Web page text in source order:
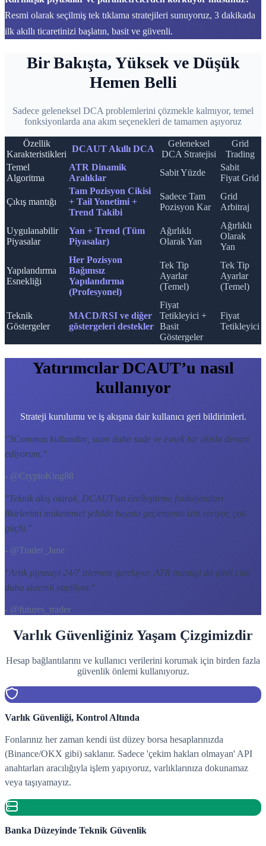
Resmi olarak seçilmiş tek tıklama stratejileri sunuyoruz, 3 dakikada
ilk akıllı ticaretinizi başlatın, basit ve güvenli.
Bir Bakışta, Yüksek ve Düşük
Hemen Belli
Sadece geleneksel DCA problemlerini çözmekle kalmıyor, temel
fonksiyonlarda ana akım seçenekleri de tamamen aşıyoruz
Özellik
Karakteristikleri
DCAUT Akıllı DCA
Geleneksel
DCA Stratejisi
Grid
Trading
Temel
Algoritma
ATR Dinamik
Aralıklar
Sabit Yüzde
Sabit
Fiyat Grid
Çıkış mantığı
Tam Pozisyon Cikisi
+ Tail Yonetimi +
Trend Takibi
Sadece Tam
Pozisyon Kar
Grid
Arbitraj
Uygulanabilir
Piyasalar
Yan + Trend (Tüm
Piyasalar)
Ağırlıklı
Olarak Yan
Ağırlıklı
Olarak
Yan
Yapılandırma
Esnekliği
Her Pozisyon
Bağımsız
Yapılandırma
(Profesyonel)
Tek Tip
Ayarlar
(Temel)
Tek Tip
Ayarlar
(Temel)
Teknik
Göstergeler
MACD/RSI ve diğer
göstergeleri destekler
Fiyat
Tetikleyici +
Basit
Göstergeler
Fiyat
Tetikleyici
Yatırımcılar DCAUT’u nasıl
kullanıyor
Strateji kurulumu ve iş akışına dair kullanıcı geri bildirimleri.
"3Commas kullandim, suan daha sade ve esnek bir akisla devam
ediyorum."
- @CryptoKing88
"Teknik akış olarak, DCAUT'un özelleştirme fonksiyonları
fikirlerimi mükemmel şekilde hayata geçirmeme izin veriyor, çok
güçlü."
- @Trader_Jane
"Artik piyasayi 24/7 izlemem gerekiyor, ATR mantigi da girdi cikti
daha sistemli yapiliyor."
- @futures_trader
Varlık Güvenliğiniz Yaşam Çizgimizdir
Hesap bağlantılarını ve kullanıcı verilerini korumak için birden fazla
güvenlik önlemi kullanıyoruz.
Varlık Güvenliği, Kontrol Altında
Fonlarınız her zaman kendi üst düzey borsa hesaplarınızda
(Binance/OKX gibi) saklanır. Sadece 'çekim hakları olmayan' API
anahtarları aracılığıyla işlem yapıyoruz, varlıklarınıza dokunamaz
veya taşıyamayız.
Banka Düzeyinde Teknik Güvenlik